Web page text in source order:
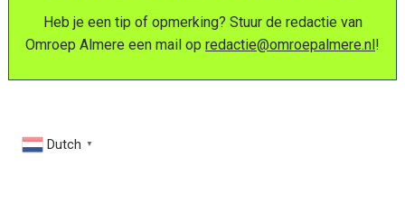
Heb je een tip of opmerking? Stuur de redactie van
Omroep Almere een mail op redactie@omroepalmere.nl!
Dutch ▼